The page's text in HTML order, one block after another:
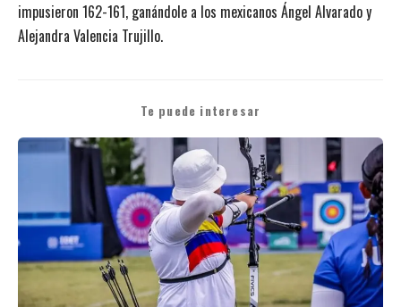
impusieron 162-161, ganándole a los mexicanos Ángel Alvarado y
Alejandra Valencia Trujillo.
Te puede interesar